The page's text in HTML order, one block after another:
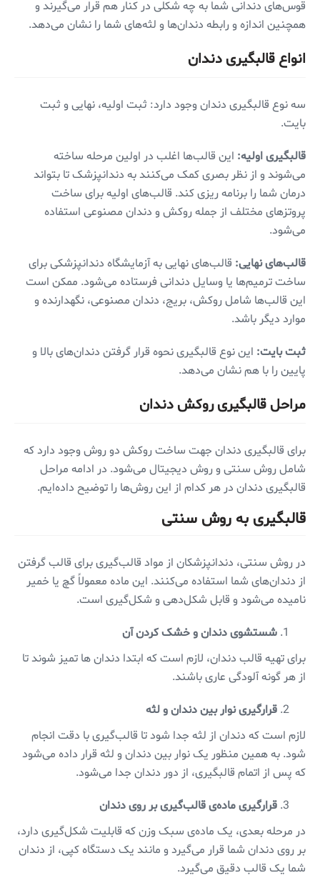
قوس‌های دندانی شما به چه شکلی در کنار هم قرار می‌گیرند و
همچنین اندازه و رابطه دندان‌ها و لثه‌های شما را نشان می‌دهد.
انواع قالبگیری دندان
سه نوع قالبگیری دندان وجود دارد: ثبت اولیه، نهایی و ثبت
بایت.
قالبگیری اولیه: این قالب‌ها اغلب در اولین مرحله ساخته
می‌شوند و از نظر بصری کمک می‌کنند به دندانپزشک تا بتواند
درمان شما را برنامه ریزی کند. قالب‌های اولیه برای ساخت
پروتزهای مختلف از جمله روکش و دندان مصنوعی استفاده
می‌شود.
قالب‌های نهایی: قالب‌های نهایی به آزمایشگاه دندانپزشکی برای
ساخت ترمیم‌ها یا وسایل دندانی فرستاده می‌شود. ممکن است
این قالب‌ها شامل روکش، بریج، دندان مصنوعی، نگهدارنده و
موارد دیگر باشد.
ثبت بایت: این نوع قالبگیری نحوه قرار گرفتن دندان‌های بالا و
پایین را با هم نشان می‌دهد.
مراحل قالبگیری روکش دندان
برای قالبگیری دندان جهت ساخت روکش دو روش وجود دارد که
شامل روش سنتی و روش دیجیتال می‌شود. در ادامه مراحل
قالبگیری دندان در هر کدام از این روش‌ها را توضیح داده‌ایم.
قالبگیری به روش سنتی
در روش سنتی، دندانپزشکان از مواد قالب‌گیری برای قالب گرفتن
از دندان‌های شما استفاده می‌کنند. این ماده معمولاً گچ یا خمیر
نامیده می‌شود و قابل شکل‌دهی و شکل‌گیری است.
شستشوی دندان و خشک کردن آن
برای تهیه قالب دندان، لازم است که ابتدا دندان ها تمیز شوند تا
از هر گونه آلودگی عاری باشند.
قرارگیری نوار بین دندان و لثه
لازم است که دندان از لثه جدا شود تا قالب‌گیری با دقت انجام
شود. به همین منظور یک نوار بین دندان و لثه قرار داده می‌شود
که پس از اتمام قالبگیری، از دور دندان جدا می‌شود.
قرارگیری ماده‌ی قالب‌گیری بر روی دندان
در مرحله بعدی، یک ماده‌ی سبک وزن که قابلیت شکل‌گیری دارد،
بر روی دندان شما قرار می‌گیرد و مانند یک دستگاه کپی، از دندان
شما یک قالب دقیق می‌گیرد.